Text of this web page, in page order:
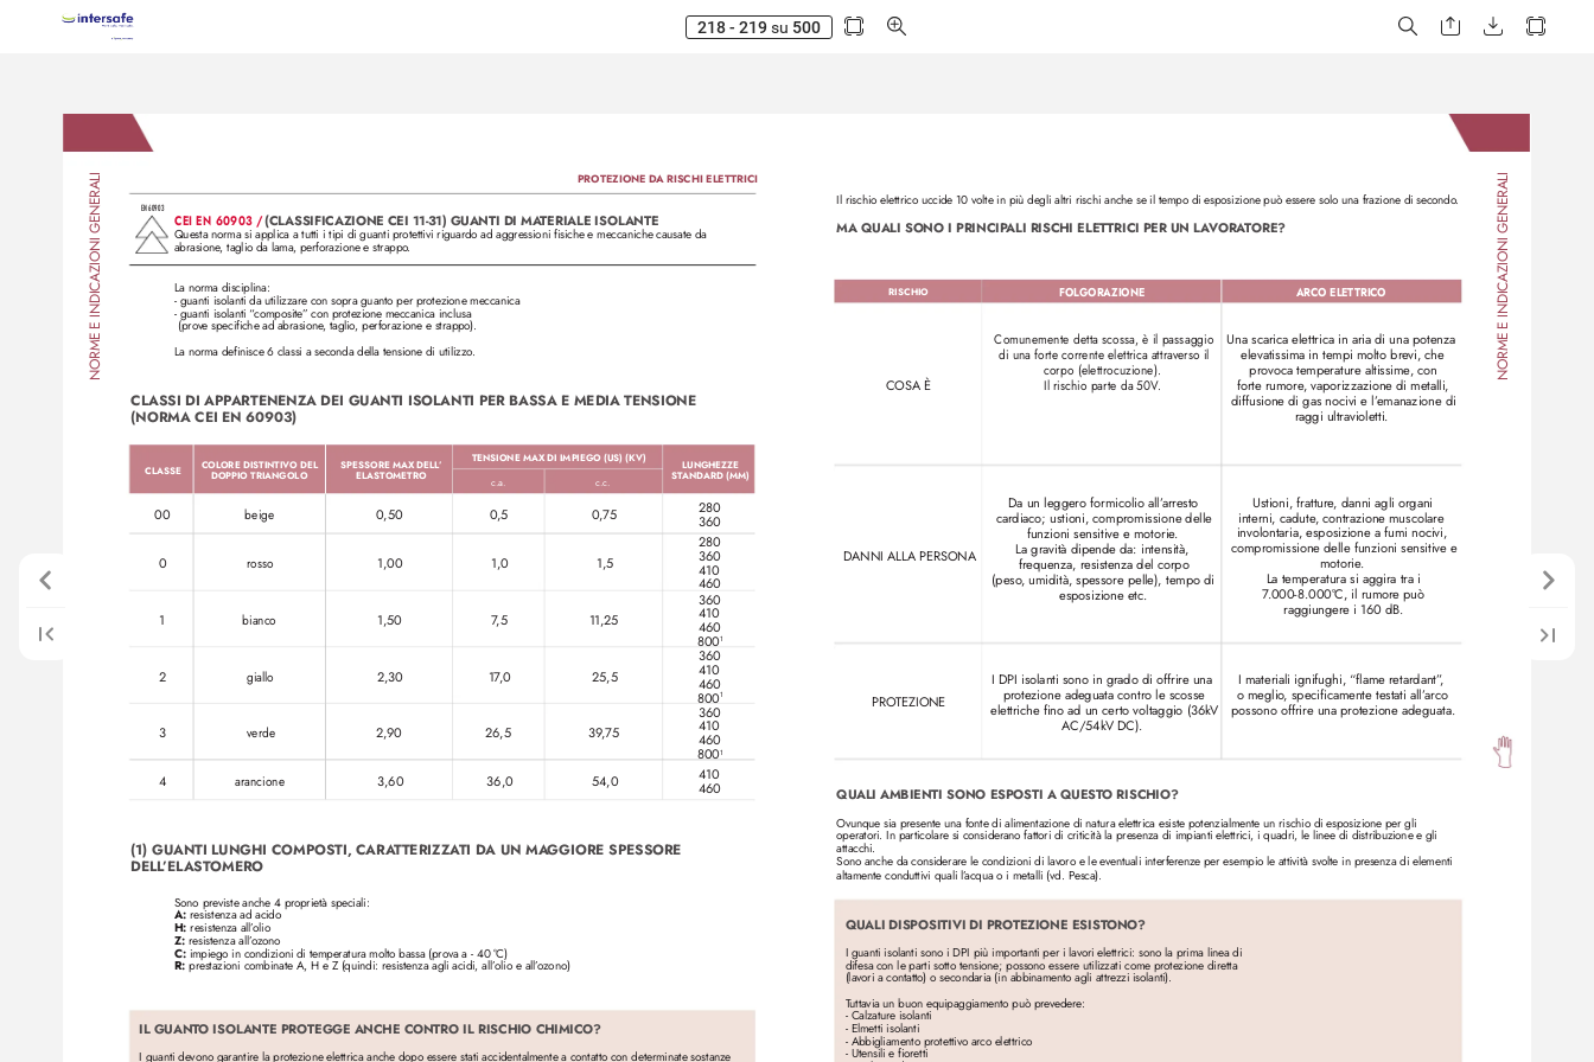
218 - 219 su 500
NORME E INDICAZIONI GENERALI
CLASSE COLORE DISTINTIVO DEL
DOPPIO TRIANGOLO
SPESSORE MAX DELL’
ELASTOMETRO
TENSIONE MAX DI IMPIEGO (US) (KV)
LUNGHEZZE
STANDARD (MM)
c.a. c.c.
00 beige 0,50 0,5 0,75 280
360
0 rosso 1,00 1,0 1,5
280
360
410
460
1 bianco 1,50 7,5 11,25
360
410
460
8001
2 giallo 2,30 17,0 25,5
360
410
460
8001
3 verde 2,90 26,5 39,75
360
410
460
8001
4 arancione 3,60 36,0 54,0
410
460
IL GUANTO ISOLANTE PROTEGGE ANCHE CONTRO IL RISCHIO CHIMICO?
I guanti devono garantire la protezione elettrica anche dopo essere stati accidentalmente a contatto con determinate sostanze
CEI EN 60903 / (CLASSIFICAZIONE CEI 11-31) GUANTI DI MATERIALE ISOLANTE
Questa norma si applica a tutti i tipi di guanti protettivi riguardo ad aggressioni fisiche e meccaniche causate da
abrasione, taglio da lama, perforazione e strappo.
La norma disciplina:
- guanti isolanti da utilizzare con sopra guanto per protezione meccanica
- guanti isolanti “composite” con protezione meccanica inclusa
(prove specifiche ad abrasione, taglio, perforazione e strappo).
La norma definisce 6 classi a seconda della tensione di utilizzo
Sono previste anche 4 proprietà speciali:
A: resistenza ad acido
H: resistenza all’olio
Z: resistenza all’ozono
C: impiego in condizioni di temperatura molto bassa (prova a - 40 °C)
R: prestazioni combinate A, H e Z (quindi: resistenza agli acidi, all’olio e all’ozono)
CLASSI DI APPARTENENZA DEI GUANTI ISOLANTI PER BASSA E MEDIA TENSIONE
(NORMA CEI EN 60903)
(1) GUANTI LUNGHI COMPOSTI, CARATTERIZZATI DA UN MAGGIORE SPESSORE
DELL’ELASTOMERO
EN 60903
PROTEZIONE DA RISCHI ELETTRICI NORME E INDICAZIONI GENERALI
Il rischio elettrico uccide 10 volte in più degli altri rischi anche se il tempo di esposizione può essere solo una frazione di secondo.
MA QUALI SONO I PRINCIPALI RISCHI ELETTRICI PER UN LAVORATORE?
RISCHIO FOLGORAZIONE ARCO ELETTRICO
COSA È
Comunemente detta scossa, è il passaggio
di una forte corrente elettrica attraverso il
corpo (elettrocuzione).
Il rischio parte da 50V.
Una scarica elettrica in aria di una potenza
elevatissima in tempi molto brevi, che
provoca temperature altissime, con
forte rumore, vaporizzazione di metalli,
diffusione di gas nocivi e l’emanazione di
raggi ultravioletti.
DANNI ALLA PERSONA
Da un leggero formicolio all’arresto
cardiaco; ustioni, compromissione delle
funzioni sensitive e motorie.
La gravità dipende da: intensità,
frequenza, resistenza del corpo
(peso, umidità, spessore pelle), tempo di
esposizione etc.
Ustioni, fratture, danni agli organi
interni, cadute, contrazione muscolare
involontaria, esposizione a fumi nocivi,
compromissione delle funzioni sensitive e
motorie.
La temperatura si aggira tra i
7.000-8.000°C, il rumore può
raggiungere i 160 dB.
PROTEZIONE
I DPI isolanti sono in grado di offrire una
protezione adeguata contro le scosse
elettriche fino ad un certo voltaggio (36kV
AC/54kV DC).
I materiali ignifughi, “flame retardant”,
o meglio, specificamente testati all’arco
possono offrire una protezione adeguata.
QUALI AMBIENTI SONO ESPOSTI A QUESTO RISCHIO?
Ovunque sia presente una fonte di alimentazione di natura elettrica esiste potenzialmente un rischio di esposizione per gli
operatori. In particolare si considerano fattori di criticità la presenza di impianti elettrici, i quadri, le linee di distribuzione e gli
attacchi.
Sono anche da considerare le condizioni di lavoro e le eventuali interferenze per esempio le attività svolte in presenza di elementi
altamente conduttivi quali l’acqua o i metalli (vd. Pesca).
QUALI DISPOSITIVI DI PROTEZIONE ESISTONO?
I guanti isolanti sono i DPI più importanti per i lavori elettrici: sono la prima linea di
difesa con le parti sotto tensione; possono essere utilizzati come protezione diretta
(lavori a contatto) o secondaria (in abbinamento agli attrezzi isolanti).
Tuttavia un buon equipaggiamento può prevedere:
- Calzature isolanti
- Elmetti isolanti
- Abbigliamento protettivo arco elettrico
- Utensili e fioretti